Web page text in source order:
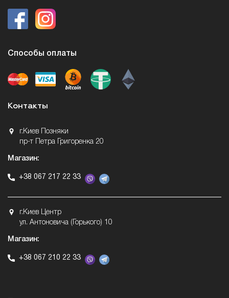
Способы оплаты
Контакты
г.Киев Позняки
пр-т Петра Григоренка 20
Магазин:
+38 067 217 22 33
г.Киев Центр
ул. Антоновича (Горького) 10
Магазин:
+38 067 210 22 33